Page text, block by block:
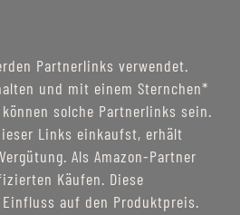
Partnerlinks verwendet.
und mit einem Sternchen*
solche Partnerlinks sein.
Links einkaufst, erhält
Als Amazon-Partner
Käufen. Diese
auf den Produktpreis.